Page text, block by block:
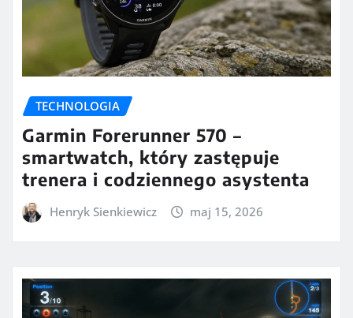
TECHNOLOGIA
Garmin Forerunner 570 –
smartwatch, który zastępuje
trenera i codziennego asystenta
Henryk Sienkiewicz maj 15, 2026